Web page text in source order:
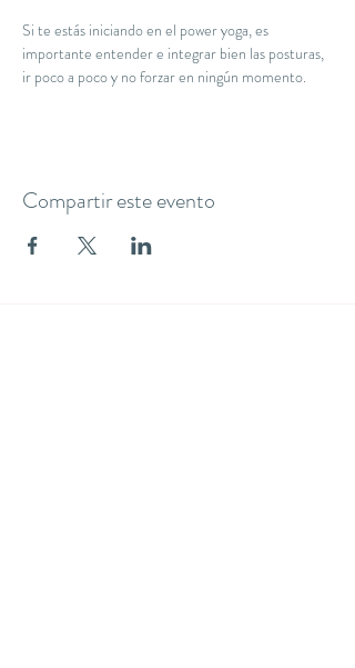
Si te estás iniciando en el power yoga, es
importante entender e integrar bien las posturas,
ir poco a poco y no forzar en ningún momento.
Compartir este evento